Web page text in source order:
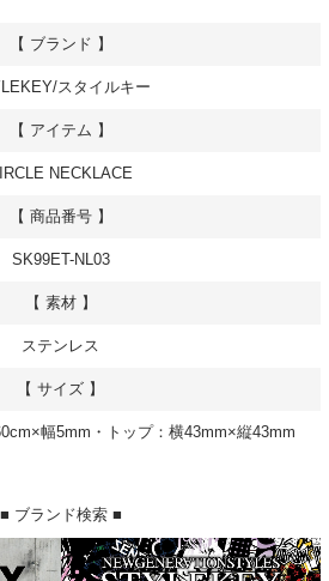
【 ブランド 】
スタイルキー
【 アイテム 】
NECKLACE
【 商品番号 】
SK99ET-NL03
【 素材 】
ステンレス
【 サイズ 】
幅5mm・トップ：横43mm×縦43mm
■ ブランド検索 ■